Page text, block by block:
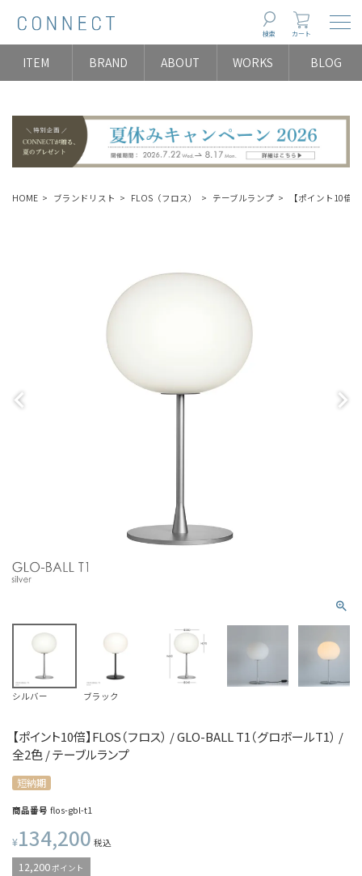
検索 カート
ITEM BRAND ABOUT WORKS BLOG
HOME ブランドリスト FLOS（フロス） テーブルランプ 【ポイント10倍
【ポイント10倍】FLOS（フロス） / GLO-BALL T1（グロボールT1） /
全2色 / テーブルランプ
シルバー ブラック
短納期
商品番号 flos-gbl-t1
¥134,200 税込
12,200ポイント